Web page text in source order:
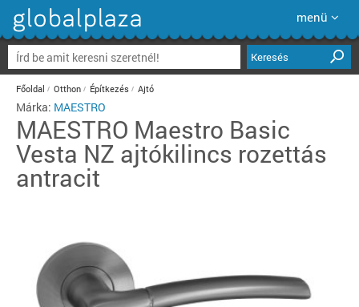
menü
Keresés
Főoldal Otthon Építkezés Ajtó
Márka: MAESTRO
MAESTRO Maestro Basic
Vesta NZ ajtókilincs rozettás
antracit